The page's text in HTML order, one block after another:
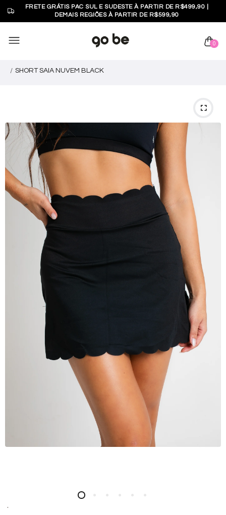
FRETE GRÁTIS PAC SUL E SUDESTE À PARTIR DE R$499,90 |
DEMAIS REGIÕES À PARTIR DE R$599,90
0
SHORT SAIA NUVEM BLACK